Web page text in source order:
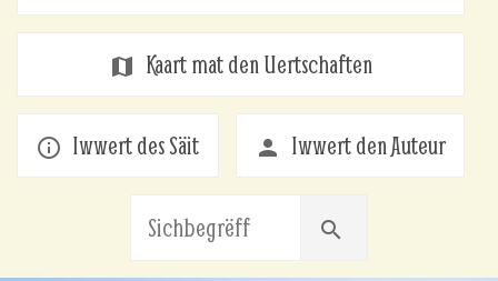
map Kaart mat den Uertschaften
info_outline Iwwert des Säit person Iwwert den Auteur
search